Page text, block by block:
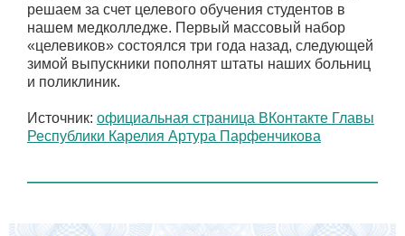
решаем за счет целевого обучения студентов в
нашем медколледже. Первый массовый набор
«целевиков» состоялся три года назад, следующей
зимой выпускники пополнят штаты наших больниц
и поликлиник.
Источник: официальная страница ВКонтакте Главы
Республики Карелия Артура Парфенчикова